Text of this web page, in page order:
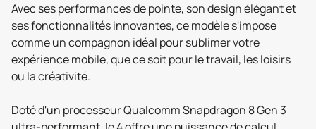
Avec ses performances de pointe, son design élégant et
ses fonctionnalités innovantes, ce modèle s'impose
comme un compagnon idéal pour sublimer votre
expérience mobile, que ce soit pour le travail, les loisirs
ou la créativité.
Doté d'un processeur Qualcomm Snapdragon 8 Gen 3